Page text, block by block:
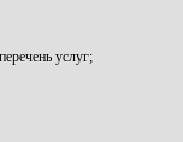
услуг;